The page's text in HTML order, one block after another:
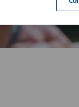
Responsabilité sociale